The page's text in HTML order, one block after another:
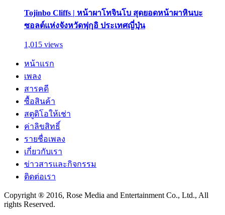
Tojinbo Cliffs | หน้าผาโทจินโบ สุดยอดหน้าผาหินบะ
ซอลต์แห่งจังหวัดฟุกุอิ ประเทศญี่ปุ่น
1,015 views
หน้าแรก
เพลง
สารคดี
ซื้อสินค้า
สตูดิโอให้เช่า
ค่าลิขสิทธิ์
รายชื่อเพลง
เกี่ยวกับเรา
ข่าวสารและกิจกรรม
ติดต่อเรา
Copyright ® 2016, Rose Media and Entertainment Co., Ltd., All
rights Reserved.